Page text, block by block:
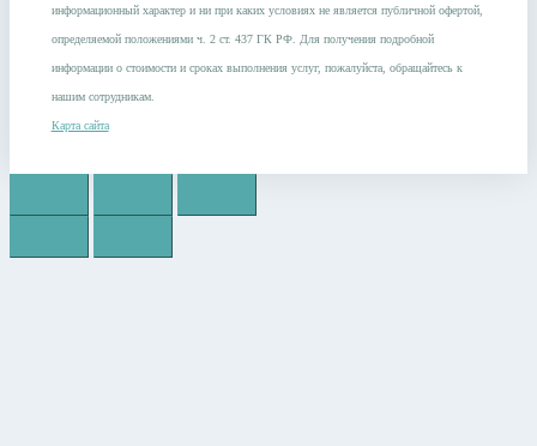
информационный характер и ни при каких условиях не является публичной офертой,
определяемой положениями ч. 2 ст. 437 ГК РФ. Для получения подробной
информации о стоимости и сроках выполнения услуг, пожалуйста, обращайтесь к
нашим сотрудникам.
Карта сайта